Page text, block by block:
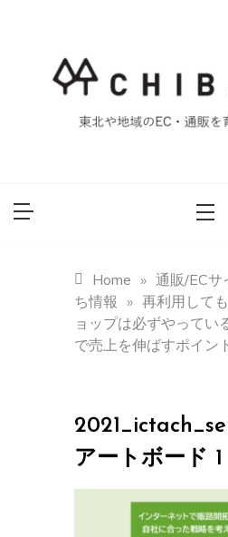
重ブ
Home » 通販/ECサ
ち情報
» 再利用して
ョップは必ずやってい
で売上を伸ばすポイン
アートボード 1